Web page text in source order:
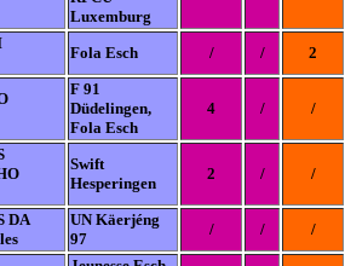
Luxemburg
Fola Esch / / 2
F 91
Düdelingen,
Fola Esch
4 / /
Swift
Hesperingen
2 / /
DA
UN Käerjéng
97
/ / /